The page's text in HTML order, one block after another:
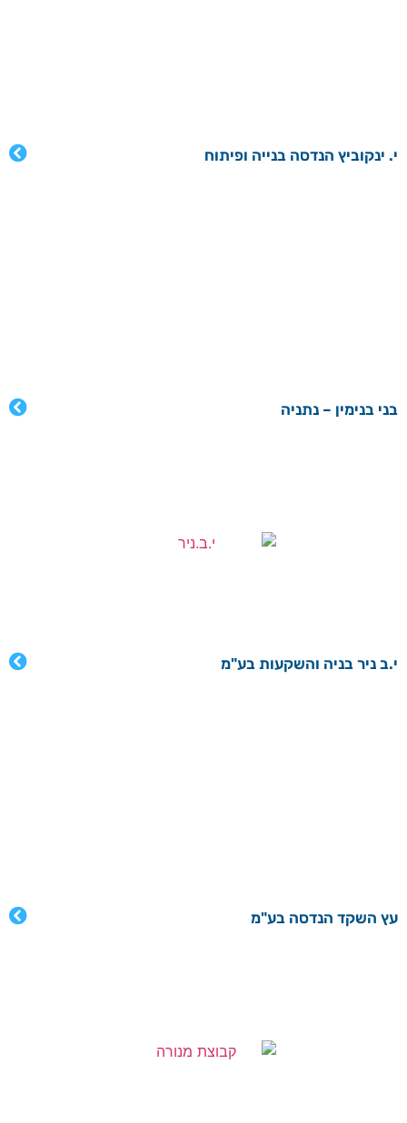
י. ינקוביץ הנדסה בנייה ופיתוח
בני בנימין – נתניה
י.ב ניר בניה והשקעות בע"מ
עץ השקד הנדסה בע"מ